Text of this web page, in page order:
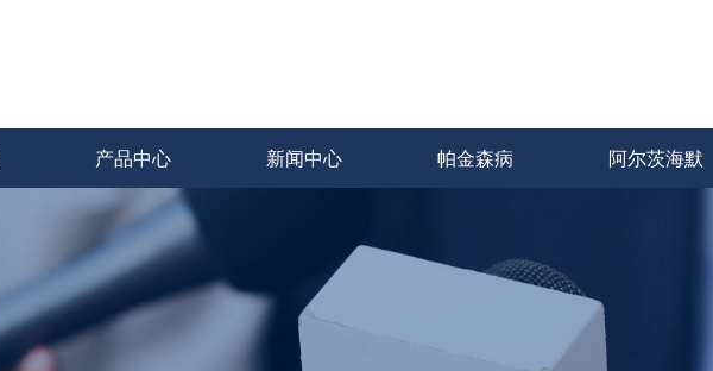
产品中心 新闻中心 帕金森病 阿尔茨海默